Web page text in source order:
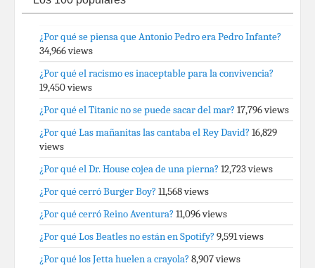
¿Por qué se piensa que Antonio Pedro era Pedro Infante?
34,966 views
¿Por qué el racismo es inaceptable para la convivencia?
19,450 views
¿Por qué el Titanic no se puede sacar del mar? 17,796 views
¿Por qué Las mañanitas las cantaba el Rey David? 16,829
views
¿Por qué el Dr. House cojea de una pierna? 12,723 views
¿Por qué cerró Burger Boy? 11,568 views
¿Por qué cerró Reino Aventura? 11,096 views
¿Por qué Los Beatles no están en Spotify? 9,591 views
¿Por qué los Jetta huelen a crayola? 8,907 views